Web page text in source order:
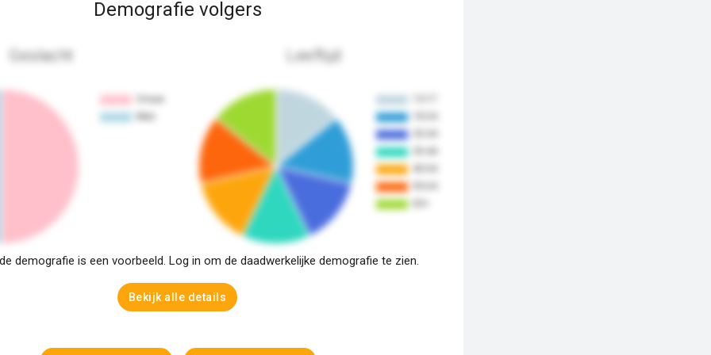
Demografie volgers
Geslacht Leeftijd
demografie is een voorbeeld. Log in om de daadwerkelijke demografie te zien.
Bekijk alle details